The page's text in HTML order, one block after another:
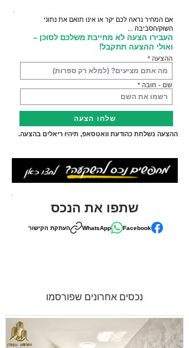
אם המחיר נראה לכם יקר או אינו תואם את נתוני
השוק/הסביבה ...
העבירו הצעה לא מחייבת משלכם לסוכן –
ואולי ההצעה תתקבל!
ההצעה
שם - חובה
שלחו הצעה
ההצעה נשלחת כהודעת וואטסאפ, תיהיו ריאלים בהצעה.
שתפו את הנכס
Facebook
WhatsApp העתקת הקישור
נכסים אחרונים שפורסמו